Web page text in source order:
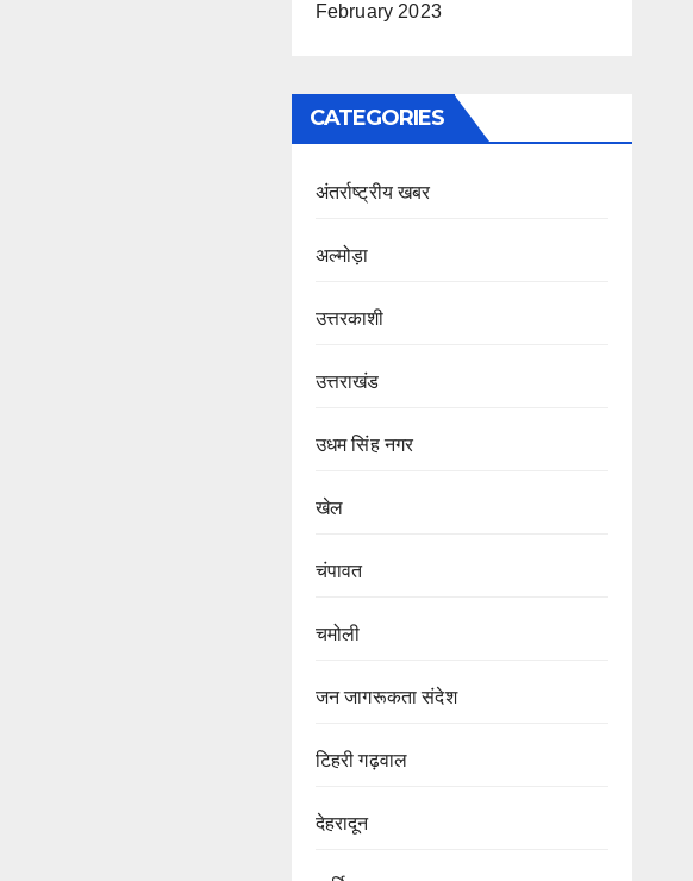
February 2023
CATEGORIES
अंतर्राष्ट्रीय खबर
अल्मोड़ा
उत्तरकाशी
उत्तराखंड
उधम सिंह नगर
खेल
चंपावत
चमोली
जन जागरूकता संदेश
टिहरी गढ़वाल
देहरादून